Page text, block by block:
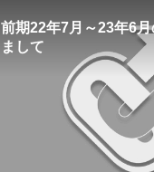
前期22年7月～23年6
まして